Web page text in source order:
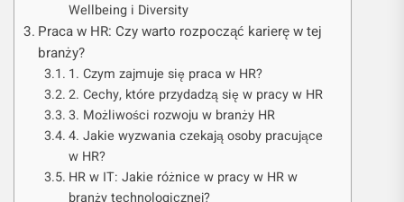
Wellbeing i Diversity
Praca w HR: Czy warto rozpocząć karierę w tej
branży?
1. Czym zajmuje się praca w HR?
2. Cechy, które przydadzą się w pracy w HR
3. Możliwości rozwoju w branży HR
4. Jakie wyzwania czekają osoby pracujące
w HR?
HR w IT: Jakie różnice w pracy w HR w
branży technologicznej?